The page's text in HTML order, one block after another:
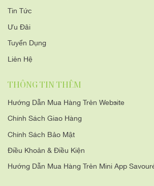
Tin Tức
Ưu Đãi
Tuyển Dụng
Liên Hệ
THÔNG TIN THÊM
Hướng Dẫn Mua Hàng Trên Website
Chính Sách Giao Hàng
Chính Sách Bảo Mật
Điều Khoản & Điều Kiện
Hướng Dẫn Mua Hàng Trên Mini App